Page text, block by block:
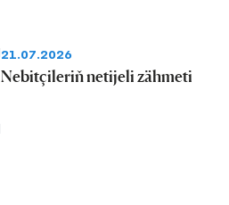
21.07.2026
Nebitçileriň netijeli zähmeti